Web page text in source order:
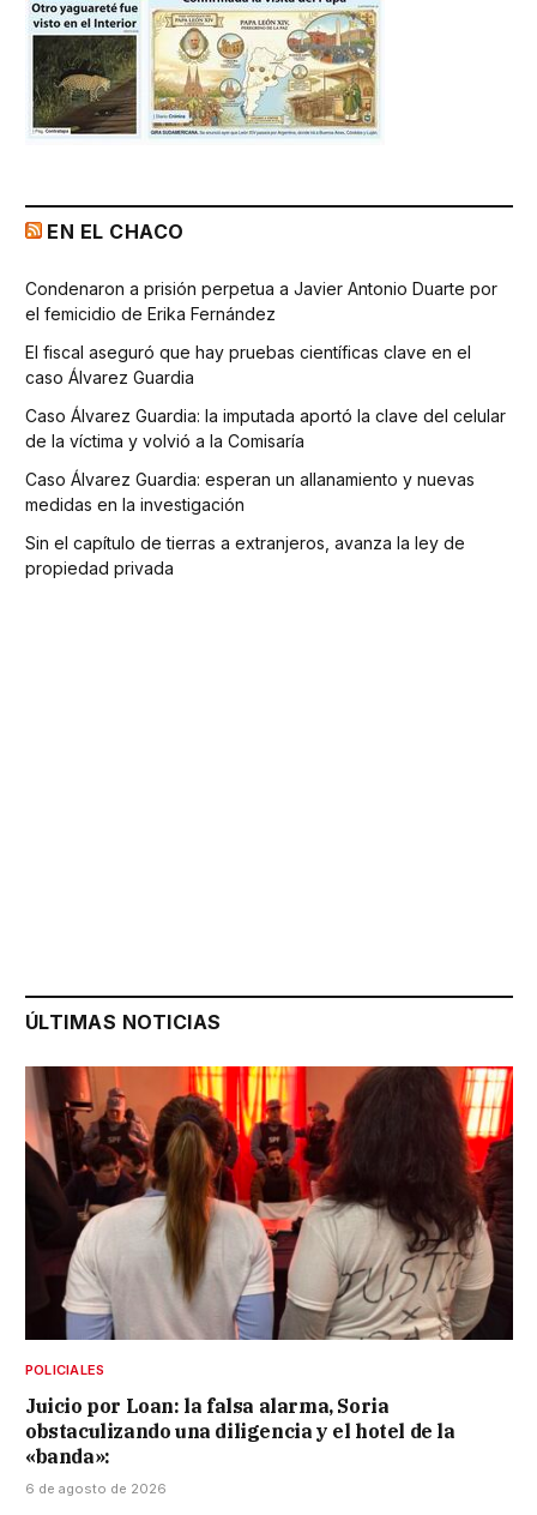
EN EL CHACO
Condenaron a prisión perpetua a Javier Antonio Duarte por
el femicidio de Erika Fernández
El fiscal aseguró que hay pruebas científicas clave en el
caso Álvarez Guardia
Caso Álvarez Guardia: la imputada aportó la clave del celular
de la víctima y volvió a la Comisaría
Caso Álvarez Guardia: esperan un allanamiento y nuevas
medidas en la investigación
Sin el capítulo de tierras a extranjeros, avanza la ley de
propiedad privada
ÚLTIMAS NOTICIAS
POLICIALES
Juicio por Loan: la falsa alarma, Soria
obstaculizando una diligencia y el hotel de la
«banda»:
6 de agosto de 2026